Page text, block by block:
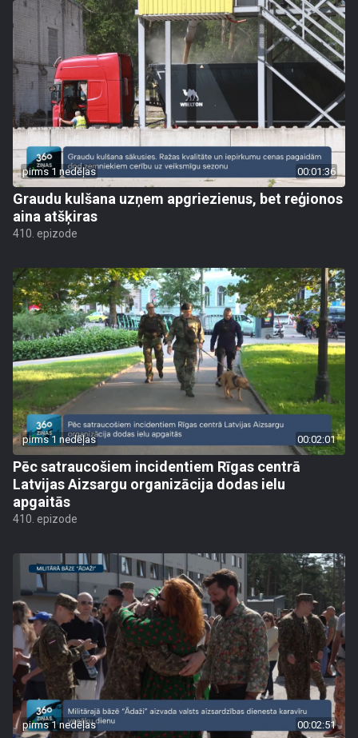
pirms 1 nedēļas 00:01:36
Graudu kulšana uzņem apgriezienus, bet reģionos
aina atšķiras
410. epizode
pirms 1 nedēļas 00:02:01
Pēc satraucošiem incidentiem Rīgas centrā
Latvijas Aizsargu organizācija dodas ielu
apgaitās
410. epizode
pirms 1 nedēļas 00:02:51